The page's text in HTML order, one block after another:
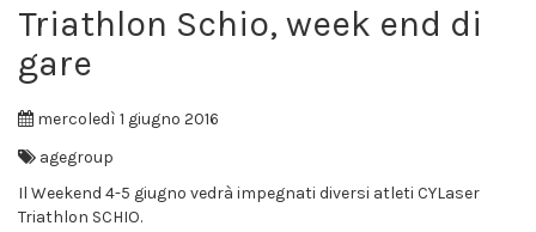
Triathlon Schio, week end di
gare
mercoledì 1 giugno 2016
agegroup
Il Weekend 4-5 giugno vedrà impegnati diversi atleti CYLaser
Triathlon SCHIO.